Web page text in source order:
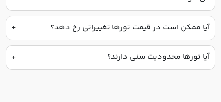
آیا ممکن است در قیمت تورها تغییراتی رخ دهد؟
آیا تورها محدودیت سنی دارند؟